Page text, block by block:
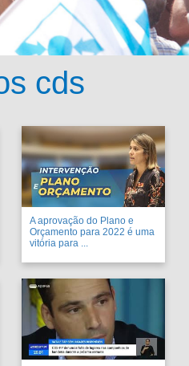
cds
A aprovação do Plano e
Orçamento para 2022 é uma
vitória para ...